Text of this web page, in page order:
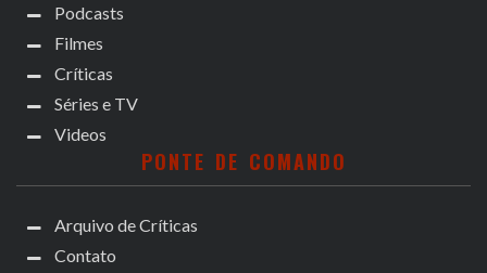
Podcasts
Filmes
Críticas
Séries e TV
Videos
PONTE DE COMANDO
Arquivo de Críticas
Contato